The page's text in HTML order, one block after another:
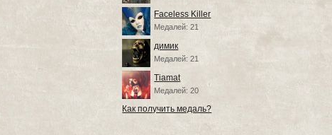
Faceless Killer
Медалей: 21
димик
Медалей: 21
Tiamat
Медалей: 20
Как получить медаль?